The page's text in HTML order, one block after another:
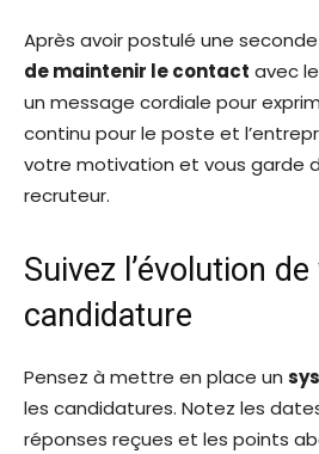
Après avoir postulé une
de maintenir le contact avec
un message cordiale pour
continu pour le poste et
votre motivation et vous garde
recruteur.
Suivez l’évolution
candidature
Pensez à mettre en place un
les candidatures. Notez les
réponses reçues et les points